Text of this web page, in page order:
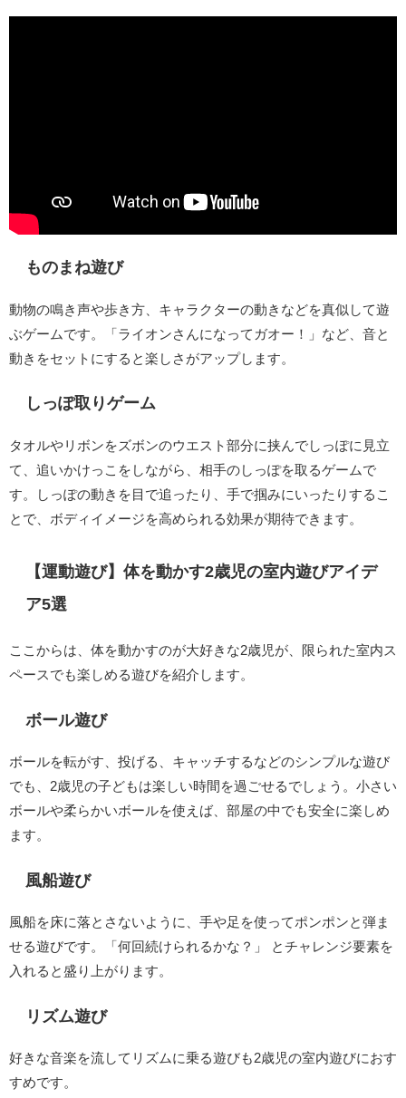
ものまね遊び
動物の鳴き声や歩き方、キャラクターの動きなどを真似して遊
ぶゲームです。「ライオンさんになってガオー！」など、音と
動きをセットにすると楽しさがアップします。
しっぽ取りゲーム
タオルやリボンをズボンのウエスト部分に挟んでしっぽに見立
て、追いかけっこをしながら、相手のしっぽを取るゲームで
す。しっぽの動きを目で追ったり、手で掴みにいったりするこ
とで、ボディイメージを高められる効果が期待できます。
【運動遊び】体を動かす2歳児の室内遊びアイデ
ア5選
ここからは、体を動かすのが大好きな2歳児が、限られた室内ス
ペースでも楽しめる遊びを紹介します。
ボール遊び
ボールを転がす、投げる、キャッチするなどのシンプルな遊び
でも、2歳児の子どもは楽しい時間を過ごせるでしょう。小さい
ボールや柔らかいボールを使えば、部屋の中でも安全に楽しめ
ます。
風船遊び
風船を床に落とさないように、手や足を使ってポンポンと弾ま
せる遊びです。「何回続けられるかな？」 とチャレンジ要素を
入れると盛り上がります。
リズム遊び
好きな音楽を流してリズムに乗る遊びも2歳児の室内遊びにおす
すめです。